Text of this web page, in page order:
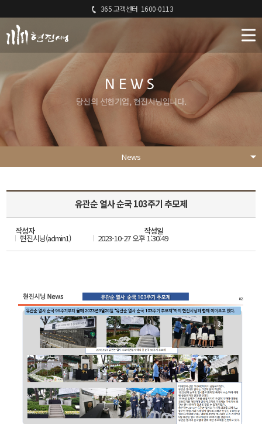
365 고객센터 1600-0113
NEWS
당신의 선한기업, 현진시닝입니다.
News
유관순 열사 순국 103주기 추모제
작성자
현진시닝(admin1)
작성일
2023-10-27 오후 1:30:49